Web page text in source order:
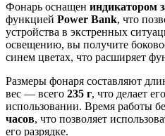
Фонарь оснащен индикатором
функцией Power Bank, что
устройства в экстренных
освещению, вы получите
синем цветах, что расширяет
Размеры фонаря составляют
вес — всего 235 г, что делает
использовании. Время работы
часов, что позволяет
его разрядке.